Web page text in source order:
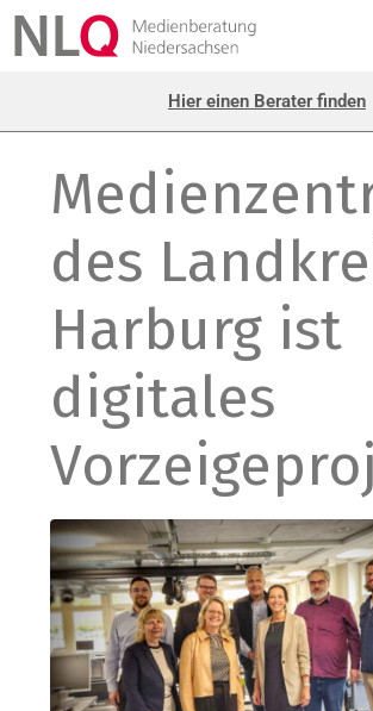
Hier einen Berater finden
des
Harburg ist
digitales